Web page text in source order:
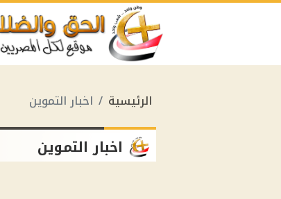
الرئيسية اخبار التموين
اخبار التموين